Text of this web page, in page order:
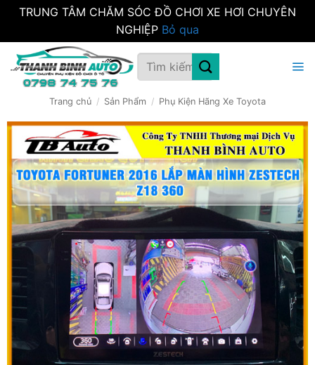
TRUNG TÂM CHĂM SÓC ĐỒ CHƠI XE HƠI CHUYÊN
NGHIỆP Bỏ qua
qua
Tìm
kiếm:
Trang chủ / Sản Phẩm / Phụ Kiện Hãng Xe Toyota